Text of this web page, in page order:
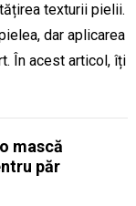
texturii pielii.
dar aplicarea
În acest articol, îți
mască
păr